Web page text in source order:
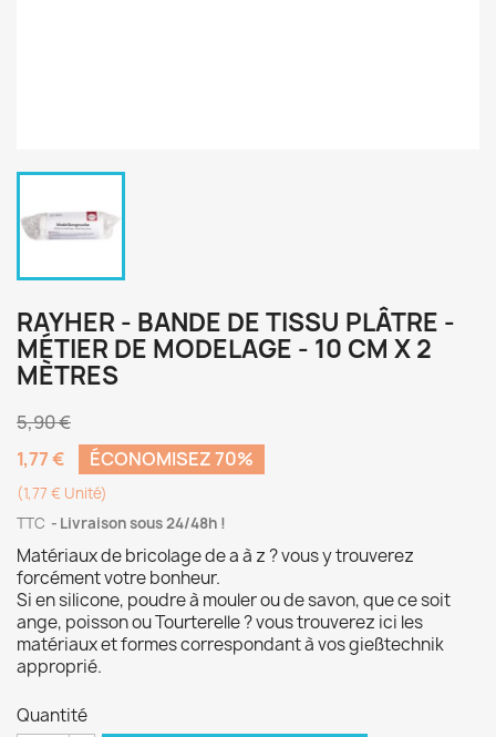
RAYHER - BANDE DE TISSU PLÂTRE -
MÉTIER DE MODELAGE - 10 CM X 2
MÈTRES
5,90 €
1,77 €
ÉCONOMISEZ 70%
(1,77 € Unité)
TTC
Livraison sous 24/48h !
Matériaux de bricolage de a à z ? vous y trouverez
forcément votre bonheur.
Si en silicone, poudre à mouler ou de savon, que ce soit
ange, poisson ou Tourterelle ? vous trouverez ici les
matériaux et formes correspondant à vos gießtechnik
approprié.
Quantité